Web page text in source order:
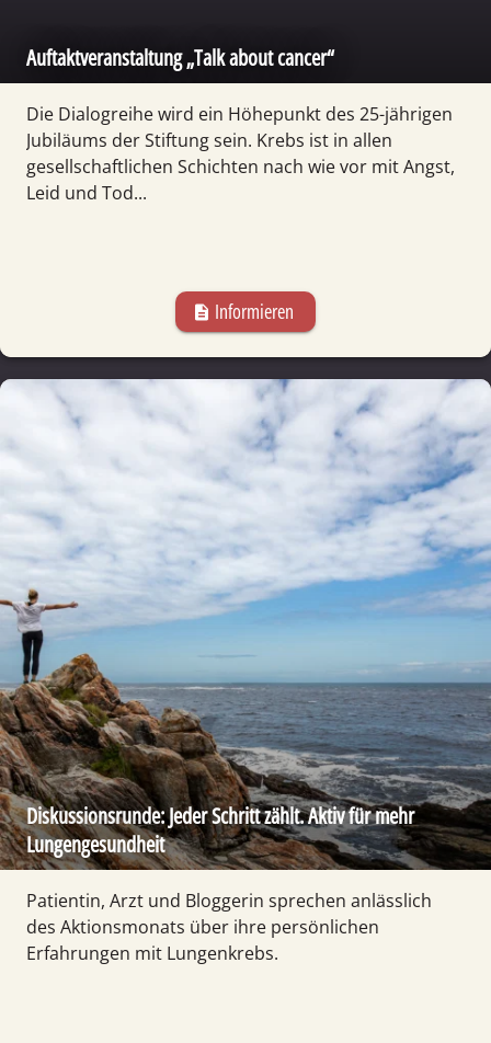
Auftaktveranstaltung „Talk about cancer“
Die Dialogreihe wird ein Höhepunkt des 25-jährigen
Jubiläums der Stiftung sein. Krebs ist in allen
gesellschaftlichen Schichten nach wie vor mit Angst,
Leid und Tod...
description Informieren
Diskussionsrunde: Jeder Schritt zählt. Aktiv für mehr
Lungengesundheit
Patientin, Arzt und Bloggerin sprechen anlässlich
des Aktions­monats über ihre persönlichen
Erfahrungen mit Lungen­krebs.